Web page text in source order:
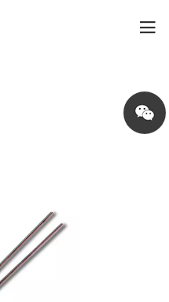
Share
on
wechat